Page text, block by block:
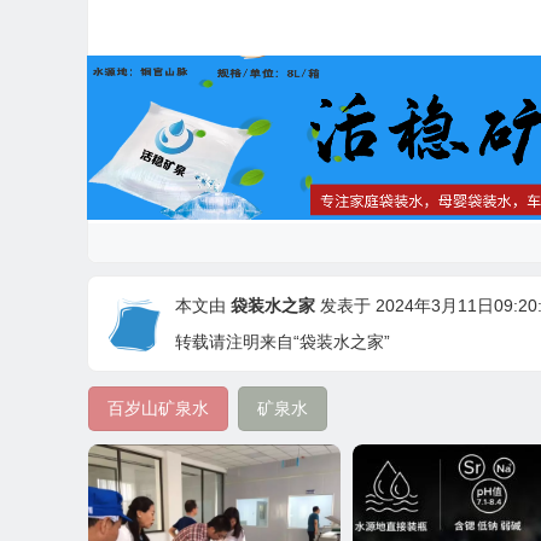
本文由 袋装水之家 发表于 2024年3月11日
转载请注明来自“袋装水之家”
百岁山矿泉水 矿泉水